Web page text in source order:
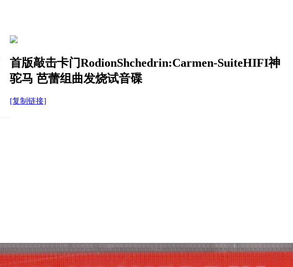
首版敲击卡门RodionShchedrin:Carmen-SuiteHIFI神
驼马 芭蕾组曲发烧试音碟
[复制链接]